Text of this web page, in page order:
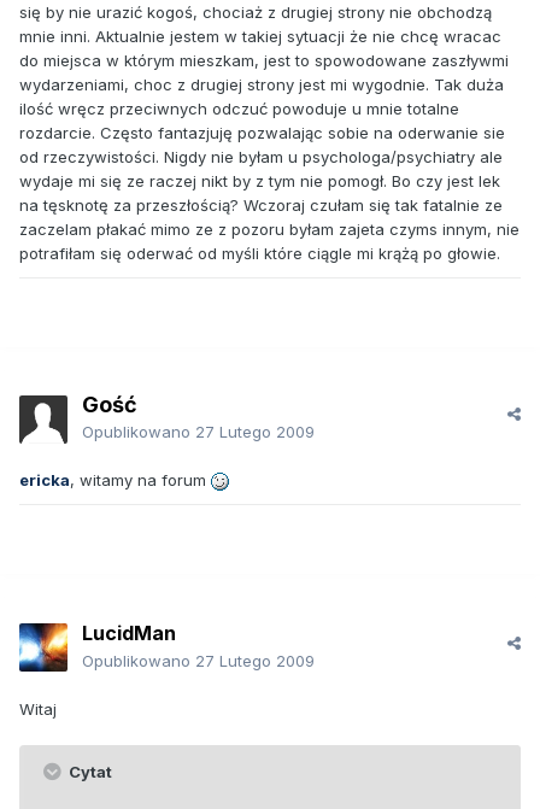
się by nie urazić kogoś, chociaż z drugiej strony nie obchodzą
mnie inni. Aktualnie jestem w takiej sytuacji że nie chcę wracac
do miejsca w którym mieszkam, jest to spowodowane zaszływmi
wydarzeniami, choc z drugiej strony jest mi wygodnie. Tak duża
ilość wręcz przeciwnych odczuć powoduje u mnie totalne
rozdarcie. Często fantazjuję pozwalając sobie na oderwanie sie
od rzeczywistości. Nigdy nie byłam u psychologa/psychiatry ale
wydaje mi się ze raczej nikt by z tym nie pomogł. Bo czy jest lek
na tęsknotę za przeszłością? Wczoraj czułam się tak fatalnie ze
zaczelam płakać mimo ze z pozoru byłam zajeta czyms innym, nie
potrafiłam się oderwać od myśli które ciągle mi krążą po głowie.
Gość
Opublikowano 27 Lutego 2009
ericka, witamy na forum
LucidMan
Opublikowano 27 Lutego 2009
Witaj
Cytat